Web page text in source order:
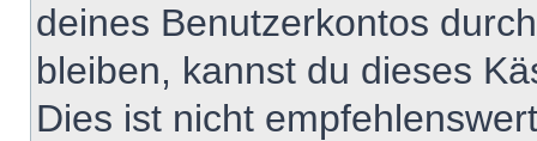
deines Benutzerkontos
bleiben, kannst du dieses
Dies ist nicht